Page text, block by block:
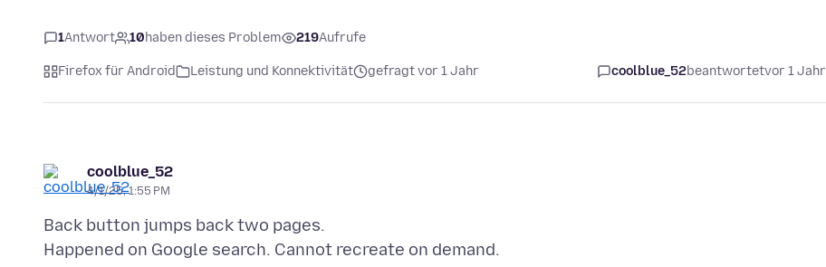
1Antwort 10haben dieses Problem 219Aufrufe
Firefox für Android Leistung und Konnektivität gefragt vor 1 Jahr coolblue_52beantwortetvor 1 Jahr
coolblue_52
4/1/25, 1:55 PM
Back button jumps back two pages.